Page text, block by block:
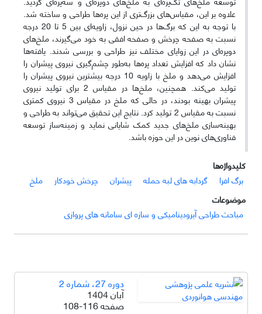
علاوه بر این، مقیاس‌های بزرگ‌تری از این پره‌ها طراحی و ساخته شد.
با توجه به این که برگ‌ها در حین نزول، زاویه‌ای بین 5 تا 20 درجه
نسبت به صفحه چرخش و صفحه افقی به خود می‌گیرند، ملخ‌های
دوپره‌ای در این زوایای مختلف نیز طراحی و بررسی شدند. یافته‌ها
نشان داد که افزایش تعداد پره‌ها به‌طور چشم‌گیری نیروی پیشران را
افزایش می‌دهد و ملخ با زاویه 10 درجه بیشترین نیروی پیشران را
تولید می‌کند. همچنین، ملخ‌ها در مقیاس 2 برای تولید نیروی
پیشران بهینه بودند، در حالی که ملخ در مقیاس 3 نیروی کمتری
نسبت به مقیاس 2 تولید کرد. نتایج این تحقیق می‌تواند به طراحی و
بهینه‌سازی ملخ‌های جدید کمک شایانی نماید و زمینه‌ساز توسعه
فناوری‌های نوین در این حوزه باشد.
کلیدواژه‌ها
برگ افرا
گردابه های لبه حمله پیشران چرخش خودکار
ملخ
موضوعات
مباحث طراحی آیرودینامیکی و سازه ای سامانه های پروازی
دوره 27، شماره 2
آبان 1404
صفحه108-116